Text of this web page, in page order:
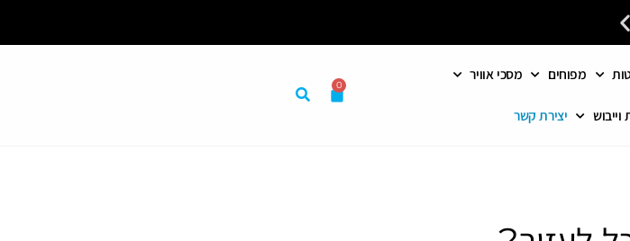
מפוחים מסכי אוויר
יצירת קשר
0